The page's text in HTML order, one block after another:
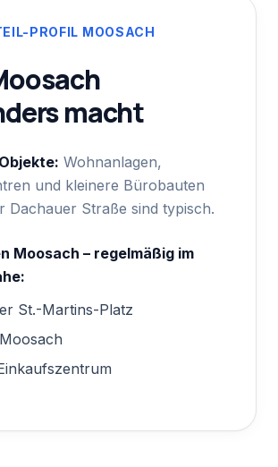
PROFIL MOOSACH
macht
Wohnanlagen,
und kleinere Bürobauten
Dachauer Straße sind typisch.
Moosach – regelmäßig im
St.-Martins-Platz